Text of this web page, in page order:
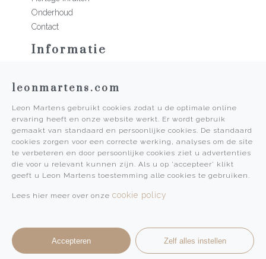
Onderhoud
Contact
Informatie
Historie
Algemene voorwaarden
Privacy Policy
Pers
Leon Martens
Leon Martens Juwelier
leonmartens.com
Leon Martens gebruikt cookies zodat u de optimale online
ervaring heeft en onze website werkt. Er wordt gebruik
gemaakt van standaard en persoonlijke cookies. De standaard
cookies zorgen voor een correcte werking, analyses om de site
te verbeteren en door persoonlijke cookies ziet u advertenties
die voor u relevant kunnen zijn. Als u op 'accepteer' klikt
geeft u Leon Martens toestemming alle cookies te gebruiken.
Lees hier meer over onze cookie policy
Accepteren Zelf alles instellen